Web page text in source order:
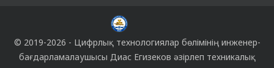
© 2019-2026 - Цифрлық технологиялар бөлімініңинженер-
бағдарламалаушысы Диас Егизеков әзірлеп техникалық